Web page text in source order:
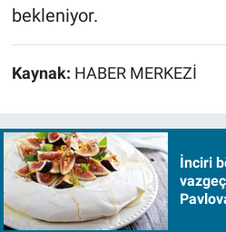
bekleniyor.
Kaynak: HABER MERKEZİ
İnciri